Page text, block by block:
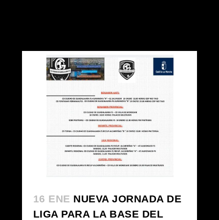
16 ENE NUEVA JORNADA DE
LIGA PARA LA BASE DEL